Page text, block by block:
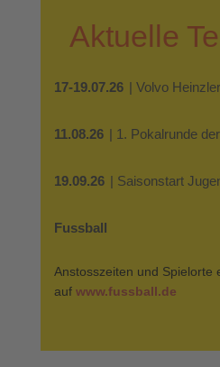
Aktuelle
17-19.07.26 | Volvo
11.08.26 | 1. Pokalrunde
19.09.26 | Saisonstart
Fussball
Anstosszeiten und Spielorte
auf www.fussball.de